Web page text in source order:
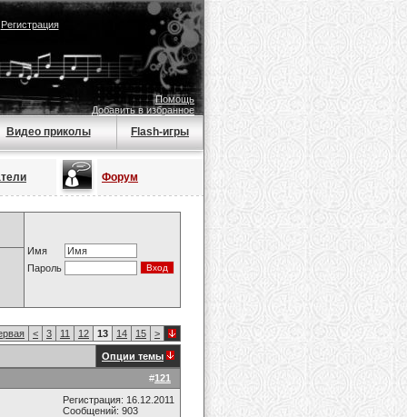
Регистрация
Помощь
Добавить в избранное
Видео приколы Flash-игры
Форум
Имя
Пароль
< 3 11 12 13 14 15 >
Опции темы
#121
Регистрация: 16.12.2011
Сообщений: 903